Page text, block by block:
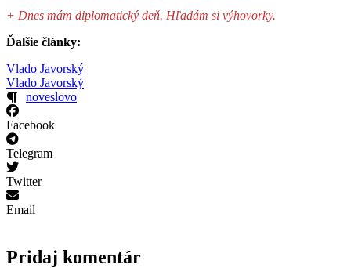
+ Dnes mám diplomatický deň. Hľadám si výhovorky.
Ďalšie články:
Vlado Javorský
Vlado Javorský
noveslovo
Facebook
Telegram
Twitter
Email
Pridaj komentár